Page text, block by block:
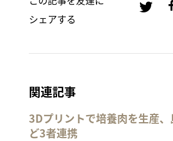
シェアする
関連記事
3Dプリントで培養肉を生産
ど3者連携